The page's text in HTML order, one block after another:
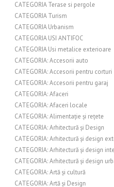
CATEGORIA Terase si pergole
CATEGORIA Turism
CATEGORIA Urbanism
CATEGORIA USI ANTIFOC
CATEGORIA Usi metalice exterioare
CATEGORIA: Accesorii auto
CATEGORIA: Accesorii pentru corturi
CATEGORIA: Accesorii pentru garaj
CATEGORIA: Afaceri
CATEGORIA: Afaceri locale
CATEGORIA: Alimentație și rețete
CATEGORIA: Arhitectură și Design
CATEGORIA: Arhitectură și design
CATEGORIA: Arhitectură și design
CATEGORIA: Arhitectură și design
CATEGORIA: Artă și cultură
CATEGORIA: Artă și Design